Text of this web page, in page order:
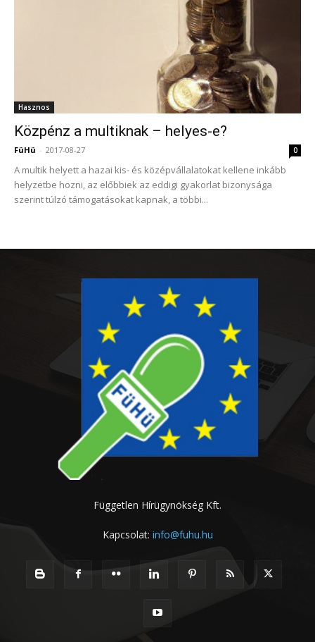
Hasznos
Közpénz a multiknak – helyes-e?
FüHü - 2017-08-27 0
A multik helyett a hazai kis- és középvállalatokat kellene inkább
helyzetbe hozni, az előbbiek az eddigi gyakorlat bizonysága
szerint túlzó támogatásokat kapnak, a többi...
Független Hírügynökség Kft.
Kapcsolat: info@fuhu.hu